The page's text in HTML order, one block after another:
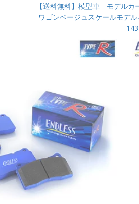
【送料無料】模型車 モデル
ワゴンベージュスケールモデ